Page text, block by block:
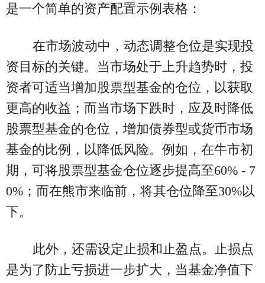
是一个简单的资产配置示例表格：
在市场波动中，动态调整仓位是实现投
资目标的关键。当市场处于上升趋势时，投
资者可适当增加股票型基金的仓位，以获取
更高的收益；而当市场下跌时，应及时降低
股票型基金的仓位，增加债券型或货币市场
基金的比例，以降低风险。例如，在牛市初
期，可将股票型基金仓位逐步提高至60% - 7
0%；而在熊市来临前，将其仓位降至30%以
下。
此外，还需设定止损和止盈点。止损点
是为了防止亏损进一步扩大，当基金净值下